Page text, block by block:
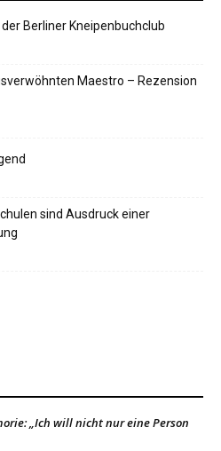
Berliner Kneipenbuchclub
Maestro – Rezension
sind Ausdruck einer
„Ich will nicht nur eine Person